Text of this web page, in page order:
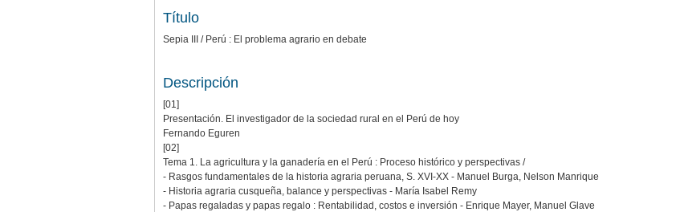
Título
Sepia III / Perú : El problema agrario en debate
Descripción
[01]
Presentación. El investigador de la sociedad rural en el Perú de hoy
Fernando Eguren
[02]
Tema 1. La agricultura y la ganadería en el Perú : Proceso histórico y perspectivas /
- Rasgos fundamentales de la historia agraria peruana, S. XVI-XX - Manuel Burga, Nelson Manrique
- Historia agraria cusqueña, balance y perspectivas - María Isabel Remy
- Papas regaladas y papas regalo : Rentabilidad, costos e inversión - Enrique Mayer, Manuel Glave